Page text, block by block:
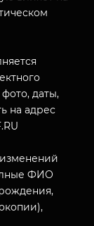
даты,
на адрес
ФИО